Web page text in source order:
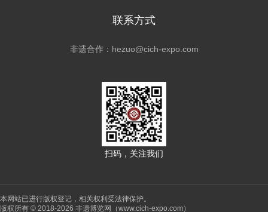
联系方式
非遗合作：hezuo@cich-expo.com
扫码，关注我们
本网站已进行版权登记，相关权利受法律保护。
版权所有 © 2018-2026 非遗博览网（www.cich-expo.com）